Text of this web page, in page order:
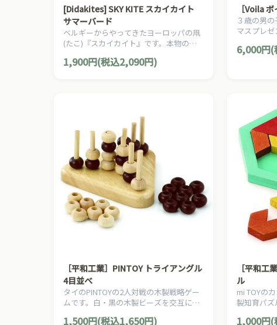
[Didakites] SKY KITE スカイカイト
サマーバード
ベルギーからやってきたヨーロッパの凧
(たこ)『スカイカイト』です。本物の鳥
1,900円(税込2,090円)
［Voila
３歳の男
マスプレ
パーツを組
6,000円
［平和工業］PINTOY トライアングル
4目並べ
タイのPINTOYの2人対戦の木製戦略ゲー
ムです。白・黒の木製ビーズを交互にス
1,500円(税込1,650円)
［平和工
ル
mi TOYの
製知育パズ
1,000円